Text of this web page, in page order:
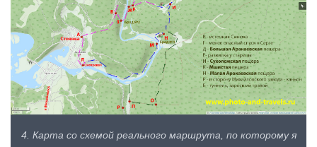
4. Карта со схемой реального маршрута, по которому я